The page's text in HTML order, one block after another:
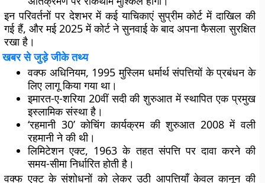
इन परिवर्तनों पर देशभर में कई याचिकाएं सुप्रीम कोर्ट में दाखिल की
गई हैं, और मई 2025 में कोर्ट ने सुनवाई के बाद अपना फैसला सुरक्षित
रखा है।
खबर से जुड़े जीके तथ्य
वक्फ अधिनियम, 1995 मुस्लिम धर्मार्थ संपत्तियों के प्रबंधन के
लिए लागू किया गया था।
इमारत-ए-शरिया 20वीं सदी की शुरुआत में स्थापित एक प्रमुख
इस्लामिक संस्था है।
‘रहमानी 30’ कोचिंग कार्यक्रम की शुरुआत 2008 में वली
रहमानी ने की थी।
लिमिटेशन एक्ट, 1963 के तहत संपत्ति पर दावा करने की
समय-सीमा निर्धारित होती है।
वक्फ एक्ट के संशोधनों को लेकर उठी आपत्तियाँ केवल कानून की